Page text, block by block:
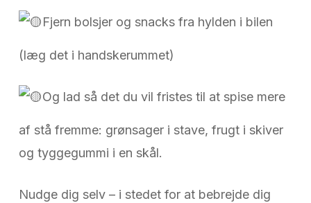
Fjern bolsjer og snacks fra hylden i bilen
(læg det i handskerummet)
Og lad så det du vil fristes til at spise mere
af stå fremme: grønsager i stave, frugt i skiver
og tyggegummi i en skål.
Nudge dig selv – i stedet for at bebrejde dig